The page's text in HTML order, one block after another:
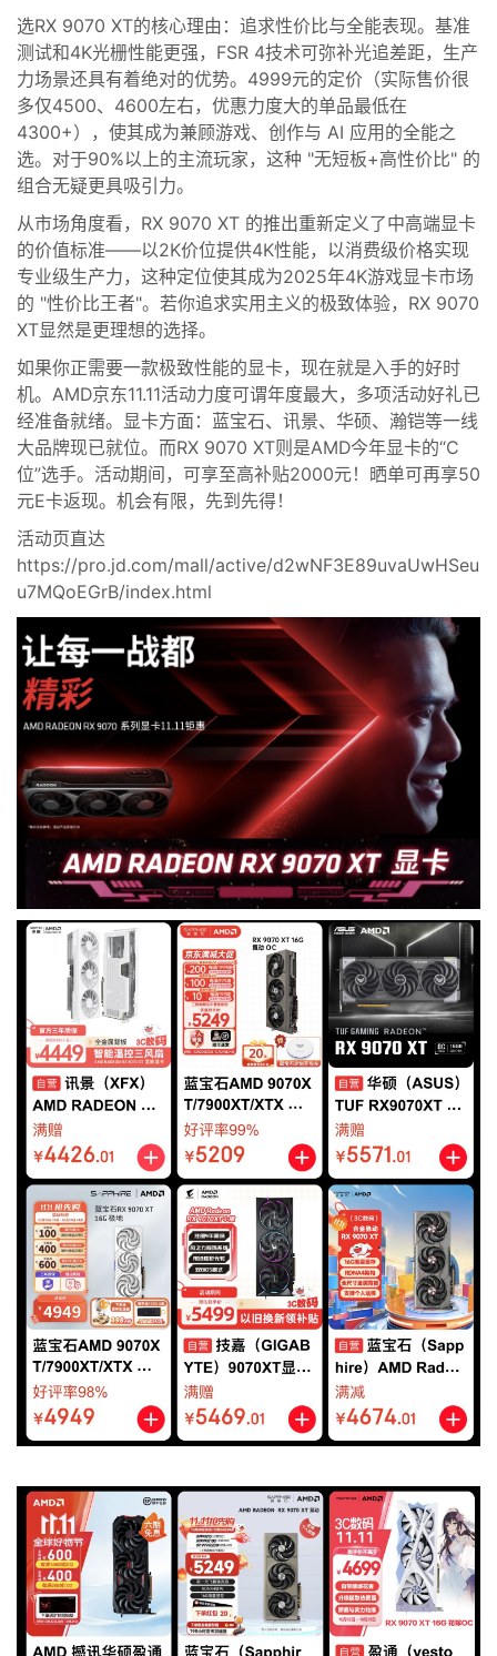
选RX 9070 XT的核心理由：追求性价比与全能表现。基准
测试和4K光栅性能更强，FSR 4技术可弥补光追差距，生产
力场景还具有着绝对的优势。4999元的定价（实际售价很
多仅4500、4600左右，优惠力度大的单品最低在
4300+），使其成为兼顾游戏、创作与 AI 应用的全能之
选。对于90%以上的主流玩家，这种 "无短板+高性价比" 的
组合无疑更具吸引力。
从市场角度看，RX 9070 XT 的推出重新定义了中高端显卡
的价值标准——以2K价位提供4K性能，以消费级价格实现
专业级生产力，这种定位使其成为2025年4K游戏显卡市场
的 "性价比王者"。若你追求实用主义的极致体验，RX 9070
XT显然是更理想的选择。
如果你正需要一款极致性能的显卡，现在就是入手的好时
机。AMD京东11.11活动力度可谓年度最大，多项活动好礼已
经准备就绪。显卡方面：蓝宝石、讯景、华硕、瀚铠等一线
大品牌现已就位。而RX 9070 XT则是AMD今年显卡的“C
位”选手。活动期间，可享至高补贴2000元！晒单可再享50
元E卡返现。机会有限，先到先得！
活动页直达
https://pro.jd.com/mall/active/d2wNF3E89uvaUwHSeu
u7MQoEGrB/index.html